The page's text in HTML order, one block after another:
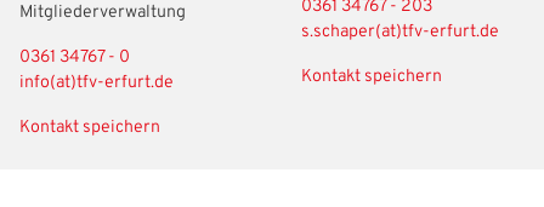
Mitgliederverwaltung
0361 34767 - 0
info(at)tfv-erfurt.de
Kontakt speichern
0361 34767 - 203
s.schaper(at)tfv-erfurt.de
Kontakt speichern